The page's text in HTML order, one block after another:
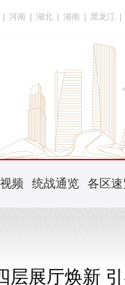
河南 湖北 湖南 黑龙江
频 统战通览 各区
层展厅焕新